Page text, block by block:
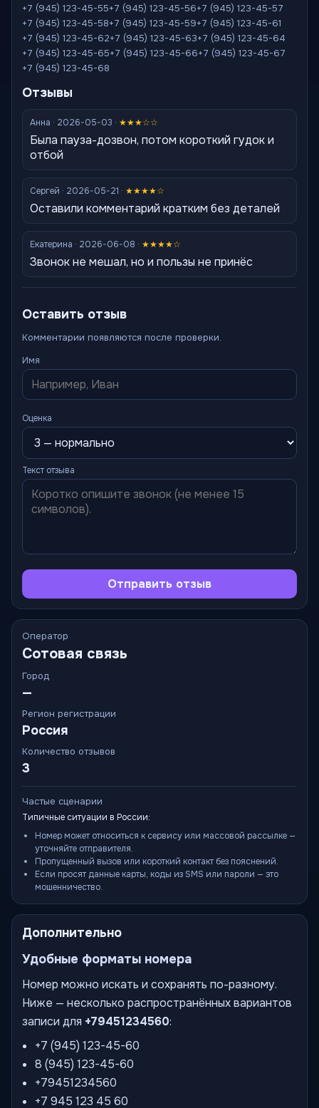
+7 (945) 123-45-55+7 (945) 123-45-56+7 (945) 123-45-57
+7 (945) 123-45-58+7 (945) 123-45-59+7 (945) 123-45-61
+7 (945) 123-45-62+7 (945) 123-45-63+7 (945) 123-45-64
+7 (945) 123-45-65+7 (945) 123-45-66+7 (945) 123-45-67
+7 (945) 123-45-68
Отзывы
Анна · 2026-05-03 · ★★★☆☆
Была пауза-дозвон, потом короткий гудок и
отбой
Сергей · 2026-05-21 · ★★★★☆
Оставили комментарий кратким без деталей
Екатерина · 2026-06-08 · ★★★★☆
Звонок не мешал, но и пользы не принёс
Оставить отзыв
Комментарии появляются после проверки.
Имя
Оценка
Текст отзыва
Отправить отзыв
Оператор
Сотовая связь
Город
—
Регион регистрации
Россия
Количество отзывов
3
Частые сценарии
Типичные ситуации в России:
Номер может относиться к сервису или массовой рассылке —
уточняйте отправителя.
Пропущенный вызов или короткий контакт без пояснений.
Если просят данные карты, коды из SMS или пароли — это
мошенничество.
Дополнительно
Удобные форматы номера
Номер можно искать и сохранять по-разному.
Ниже — несколько распространённых вариантов
записи для +79451234560:
+7 (945) 123-45-60
8 (945) 123-45-60
+79451234560
+7 945 123 45 60